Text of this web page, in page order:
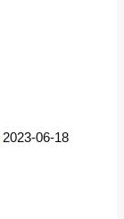
2023-06-18